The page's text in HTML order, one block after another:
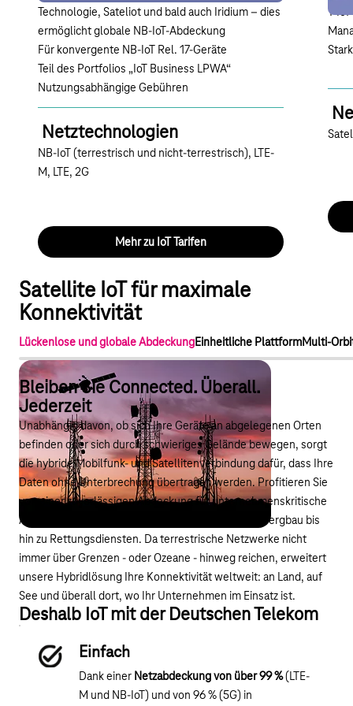
Technologie, Sateliot und bald auch Iridium– dies
ermöglicht globale NB-IoT-Abdeckung
Für konvergente NB-IoT Rel. 17-Geräte
Teil des Portfolios „IoT Business LPWA“
Nutzungsabhängige Gebühren
Netztechnologien
NB-IoT (terrestrisch und nicht-terrestrisch), LTE-
M, LTE, 2G
Mehr zu IoT Tarifen
T
Satellite IoT für maximale
Konnektivität
Lückenlose und globale AbdeckungEinheitliche PlattformMulti-
Bleiben Sie Connected. Überall.
Jederzeit
Unabhängig davon, ob sich Ihre Geräte an abgelegenen Orten
befinden oder sich durch schwieriges Gelände bewegen, sorgt
die hybride Mobilfunk- und Satellitenverbindung dafür, dass Ihre
Daten ohne Unterbrechung übertragen werden. Profitieren Sie
von einer zuverlässigen Abdeckung für unternehmenskritische
Anwendungen – von kritischer Infrastruktur über Bergbau bis
hin zu Rettungsdiensten. Da terrestrische Netzwerke nicht
immer über Grenzen - oder Ozeane - hinweg reichen, erweitert
unsere Hybridlösung Ihre Konnektivität weltweit: an Land, auf
See und überall dort, wo Ihr Unternehmen im Einsatz ist.
Deshalb IoT mit der Deutschen Telekom
Einfach
Dank einer Netzabdeckung von über 99 %(LTE-
M und NB-IoT) und von 96 % (5G) in